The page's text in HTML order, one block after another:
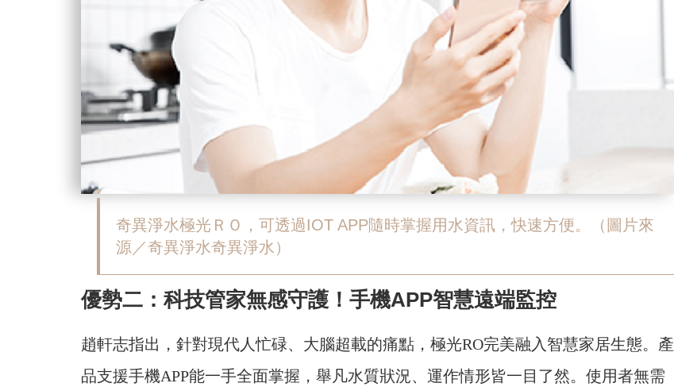
奇異淨水極光ＲＯ，可透過IOT APP隨時掌握用水資訊，快速方便。（圖片來
源／奇異淨水奇異淨水）
優勢二：科技管家無感守護！手機APP智慧遠端監控
趙軒志指出，針對現代人忙碌、大腦超載的痛點，極光RO完美融入智慧家居生態。產
品支援手機APP能一手全面掌握，舉凡水質狀況、運作情形皆一目了然。使用者無需